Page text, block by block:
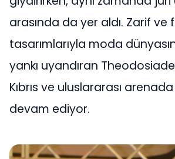
arasında da yer aldı. Zarif ve
tasarımlarıyla moda
yankı uyandıran
Kıbrıs ve uluslararası
devam ediyor.